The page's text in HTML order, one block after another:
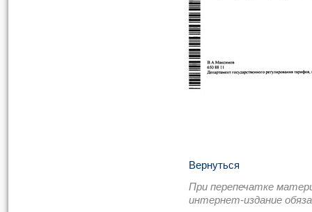
Вернуться
При перепечатке
интернет-издание